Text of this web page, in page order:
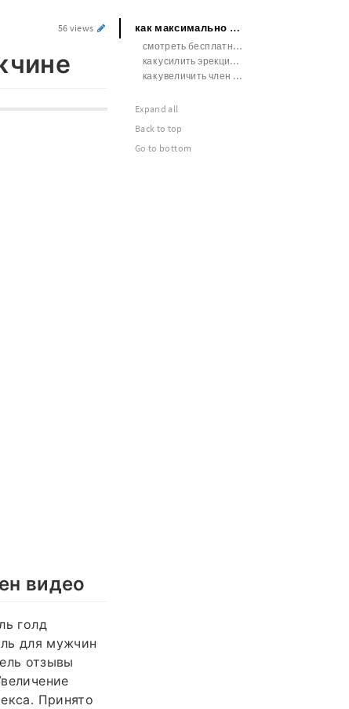
56 views
видео
голд
для мужчин
отзывы
Принято
как максимально продлить секс мужчине
смотреть бесплатно как негры увеличивают член видео
как усилить эрекцию дома
как увеличить член домашним рецептом
Expand all
Back to top
Go to bottom